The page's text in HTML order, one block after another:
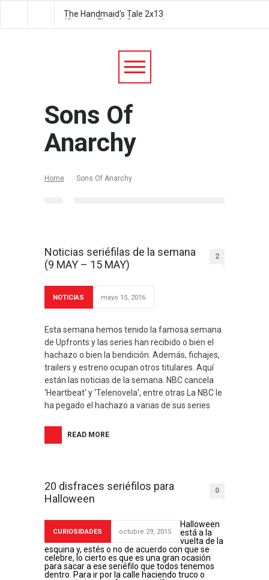
The Handmaid's Tale 2x13
(Season Finale): Godspeed
Sons Of
Anarchy
Home Sons Of Anarchy
Noticias seriéfilas de la semana
(9 MAY – 15 MAY)
2
NOTICIAS mayo 15, 2016
Esta semana hemos tenido la famosa semana
de Upfronts y las series han recibido o bien el
hachazo o bien la bendición. Además, fichajes,
trailers y estreno ocupan otros titulares. Aquí
están las noticias de la semana. NBC cancela
‘Heartbeat‘ y ‘Telenovela‘, entre otras La NBC le
ha pegado el hachazo a varias de sus series
READ MORE
20 disfraces seriéfilos para
Halloween
0
CURIOSIDADES octubre 29, 2015
Halloween
está a la
vuelta de la
esquina y, estés o no de acuerdo con que se
celebre, lo cierto es que es una gran ocasión
para sacar a ese seriéfilo que todos tenemos
dentro. Para ir por la calle haciendo truco o